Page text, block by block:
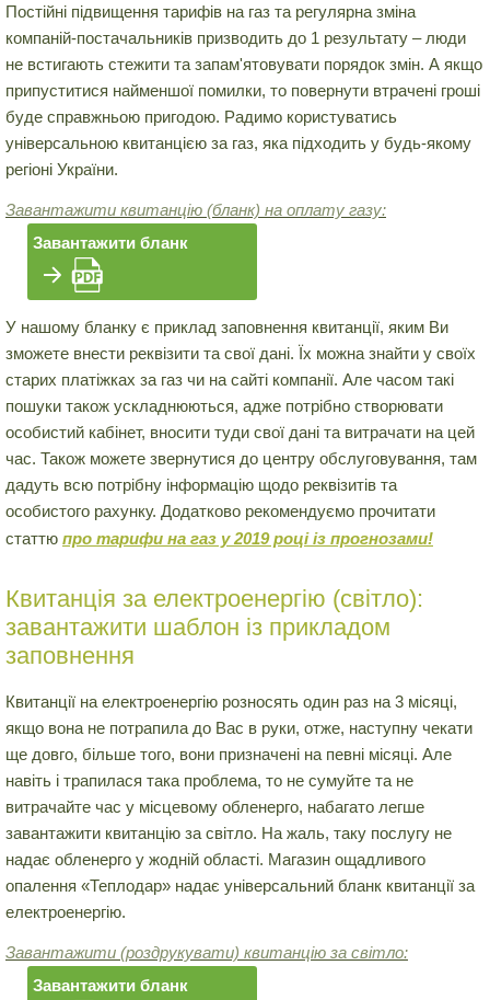
Постійні підвищення тарифів на газ та регулярна зміна
компаній-постачальників призводить до 1 результату – люди
не встигають стежити та запам'ятовувати порядок змін. А якщо
припуститися найменшої помилки, то повернути втрачені гроші
буде справжньою пригодою. Радимо користуватись
універсальною квитанцією за газ, яка підходить у будь-якому
регіоні України.
Завантажити квитанцію (бланк) на оплату газу:
Завантажити бланк
У нашому бланку є приклад заповнення квитанції, яким Ви
зможете внести реквізити та свої дані. Їх можна знайти у своїх
старих платіжках за газ чи на сайті компанії. Але часом такі
пошуки також ускладнюються, адже потрібно створювати
особистий кабінет, вносити туди свої дані та витрачати на цей
час. Також можете звернутися до центру обслуговування, там
дадуть всю потрібну інформацію щодо реквізитів та
особистого рахунку. Додатково рекомендуємо прочитати
статтю про тарифи на газ у 2019 році із прогнозами!
Квитанція за електроенергію (світло):
завантажити шаблон із прикладом
заповнення
Квитанції на електроенергію розносять один раз на 3 місяці,
якщо вона не потрапила до Вас в руки, отже, наступну чекати
ще довго, більше того, вони призначені на певні місяці. Але
навіть і трапилася така проблема, то не сумуйте та не
витрачайте час у місцевому обленерго, набагато легше
завантажити квитанцію за світло. На жаль, таку послугу не
надає обленерго у жодній області. Магазин ощадливого
опалення «Теплодар» надає універсальний бланк квитанції за
електроенергію.
Завантажити (роздрукувати) квитанцію за світло:
Завантажити бланк